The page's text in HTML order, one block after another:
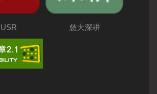
慈大深耕